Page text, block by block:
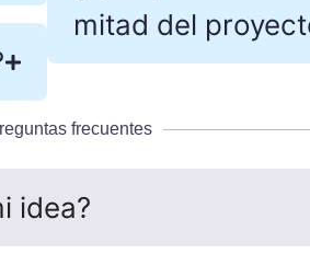
mitad del
frecuentes
idea?